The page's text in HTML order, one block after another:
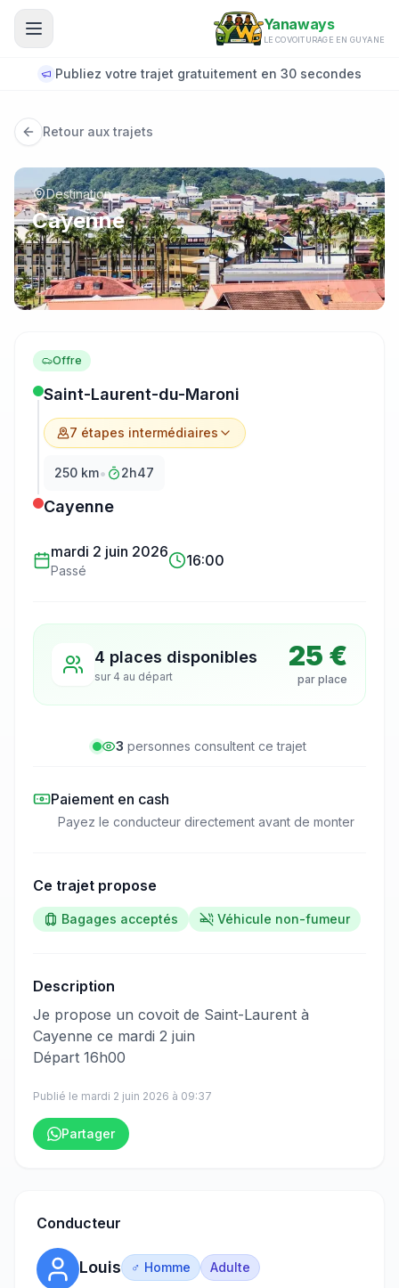
Aller au contenu principal
Yanaways
LE COVOITURAGE EN GUYANE
Publiez votre trajet gratuitement en 30 secondes
Retour aux trajets
Destination
Cayenne
Offre
Saint-Laurent-du-Maroni
7 étapes intermédiaires
250 km• 2h47
Cayenne
mardi 2 juin 2026
Passé
16:00
4 places disponibles
sur 4 au départ
25 €
par place
3 personnes consultent ce trajet
Paiement en cash
Payez le conducteur directement avant de monter
Ce trajet propose
Bagages acceptés Véhicule non-fumeur
Description
​‌​‍​‌‌​​​‌‌​‌‌​‌‌​‌​‌‌‌​​​​​‌‌‌​‌‌‌​‌‌​‌‌​‌​‌‌​​‌‌‌​‌‌‌‌​​‌​‌‌​‌​​​​​‌‌‌​​‌​​‌‌​​​​​​‌‌​​​​​​‌‌​​​‌​​‌‌‌​​​​‌‌​‌​‌​​‌‌‌​​‌​​​‌‌​​​​​​‌‌​‌​​​‌‌‌​​‌‌​‌‌‌​​‌​​‌‌​‌​​‌​‌‌‌​‌‌‌​‌‌‌​‌‌​​​‌‌​​‌‌​‌‌​‌​‌‌​‌‌​​‌‌‌‍Je propose un covoit de Saint-Laurent à
Cayenne ce mardi 2 juin
Départ 16h00
Publié le mardi 2 juin 2026 à 09:37
Partager
Conducteur
Louis ♂ Homme Adulte